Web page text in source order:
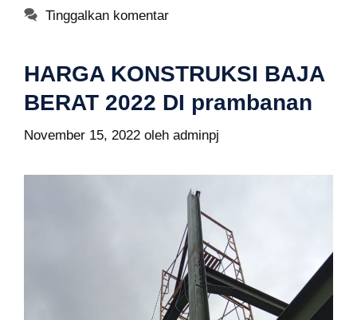
Tinggalkan komentar
HARGA KONSTRUKSI BAJA
BERAT 2022 DI prambanan
November 15, 2022 oleh adminpj